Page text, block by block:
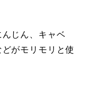
じん、キャベ
がモリモリと使